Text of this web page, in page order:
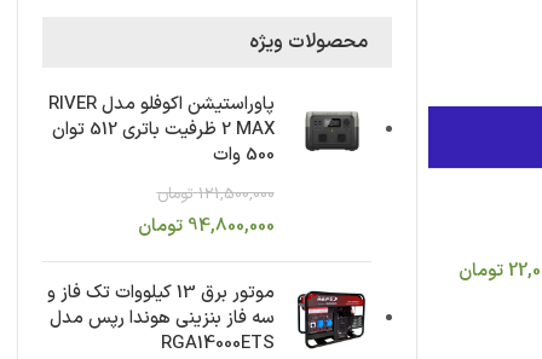
تومان
محصولات ویژه
پاوراستیشن اکوفلو مدل RIVER
2 MAX ظرفیت باتری 512 توان
500 وات
121,500,000تومان
94,800,000 تومان
موتور برق 13 کیلووات تک فاز و
سه فاز بنزینی هوندا رپس مدل
RGA14000ETS